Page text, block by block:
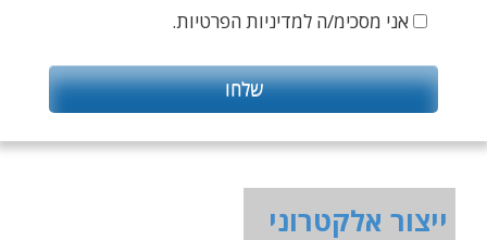
אני מסכימ/ה למדיניות הפרטיות.
ייצור אלקטרוני